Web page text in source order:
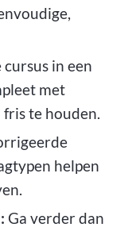
in een
met
te houden.
helpen
Ga verder dan